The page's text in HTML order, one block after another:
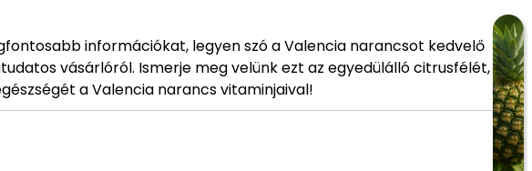
információkat, legyen szó a Valencia narancsot kedvelő
vásárlóról. Ismerje meg velünk ezt az egyedülálló citrusfélét,
a Valencia narancs vitaminjaival!